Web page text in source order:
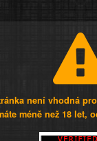
není vhodná
méně než 18 let,